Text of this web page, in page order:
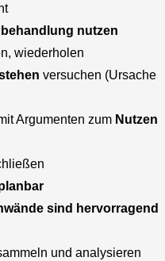
nutzen
wiederholen
versuchen (Ursache
Argumenten zum Nutzen
sind hervorragend
und analysieren